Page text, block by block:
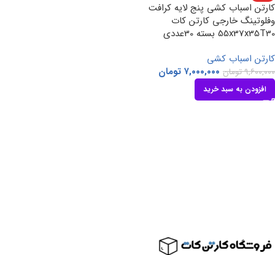
کارتن اسباب کشی پنج لایه کرافت
وفلوتینگ خارجی کارتن کات
55x37x35T30 بسته 30عددی
کارتن اسباب کشی
۹,۶۰۰,۰۰۰تومان ۷,۰۰۰,۰۰۰ تومان
افزودن به سبد خرید